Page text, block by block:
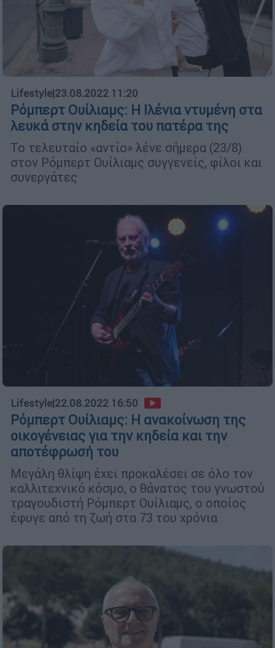
Lifestyle|23.08.2022 11:20
Ρόμπερτ Ουίλιαμς: Η Ιλένια ντυμένη στα
λευκά στην κηδεία του πατέρα της
Το τελευταίο «αντίο» λένε σήμερα (23/8)
στον Ρόμπερτ Ουίλιαμς συγγενείς, φίλοι και
συνεργάτες
Lifestyle|22.08.2022 16:50
Ρόμπερτ Ουίλιαμς: Η ανακοίνωση της
οικογένειας για την κηδεία και την
αποτέφρωσή του
Μεγάλη θλίψη έχει προκαλέσει σε όλο τον
καλλιτεχνικό κόσμο, ο θάνατος του γνωστού
τραγουδιστή Ρόμπερτ Ουίλιαμς, ο οποίος
έφυγε από τη ζωή στα 73 του χρόνια